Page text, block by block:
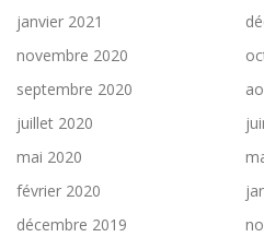
janvier 2021
novembre 2020
septembre 2020
juillet 2020
mai 2020
février 2020
décembre 2019